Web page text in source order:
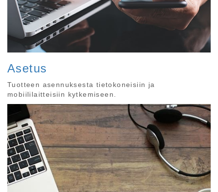
Asetus
Tuotteen asennuksesta tietokoneisiin ja
mobiililaitteisiin kytkemiseen.